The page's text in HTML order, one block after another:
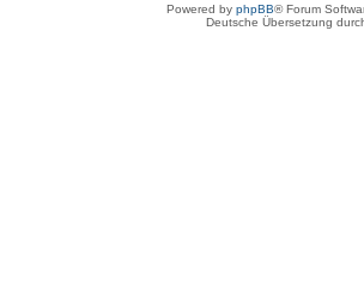
Powered by phpBB® Forum
Deutsche Übersetzung